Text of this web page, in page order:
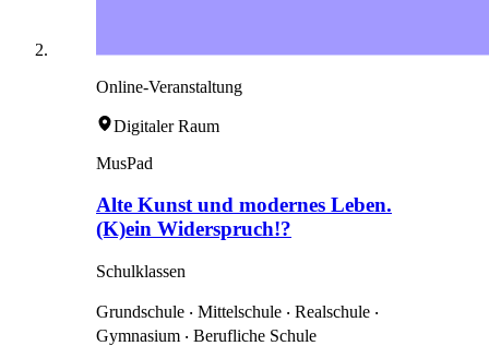
Online-Veranstaltung
Digitaler Raum
MusPad
Alte Kunst und modernes Leben.
(K)ein Widerspruch!?
Schulklassen
Grundschule ‧ Mittelschule ‧ Realschule ‧
Gymnasium ‧ Berufliche Schule